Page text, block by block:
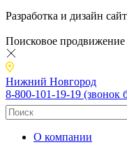
Разработка и дизайн
Поисковое продвижение
Нижний Новгород
8-800-101-19-19 (звонок
О компании